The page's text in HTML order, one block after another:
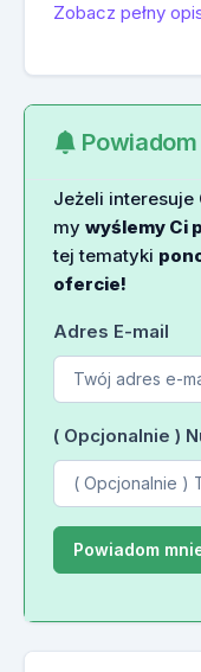
Zobacz pełny
Jeżeli interesuje
my wyślemy Ci
tej tematyki
ofercie!
Adres E-mail
( Opcjonalnie )